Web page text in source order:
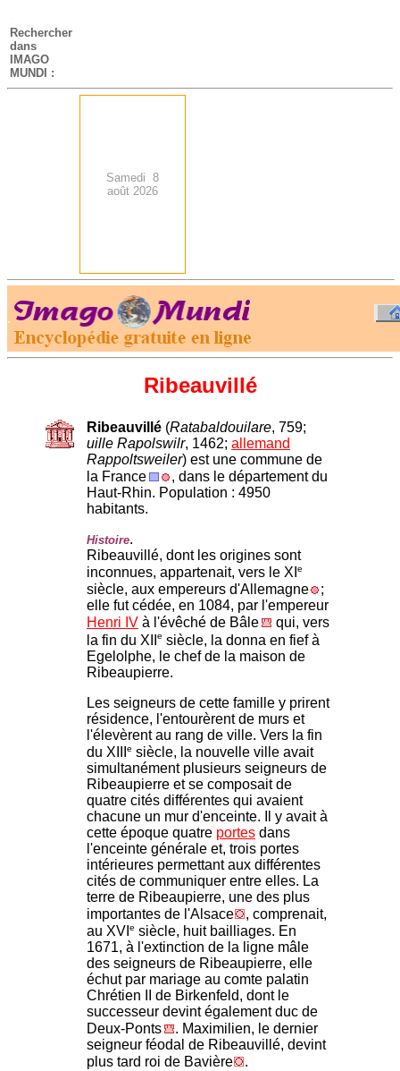
-
Rechercher
dans
IMAGO
MUNDI :
Samedi 8
août 2026
.
Ribeauvillé
Ribeauvillé (Ratabaldouilare, 759;
uille Rapolswilr, 1462; allemand'
Rappoltsweiler) est une commune de
la France
, dans le département du
Haut-Rhin. Population : 4950
habitants.
Histoire.
Ribeauvillé, dont les origines sont
inconnues, appartenait, vers le XI e
siècle, aux empereurs d'Allemagne
;
elle fut cédée, en 1084, par l'empereur
Henri IV à l'évêché de Bâle
qui, vers
la fin du XII
e siècle, la donna en fief à
Egelolphe, le chef de la maison de
Ribeaupierre.
Les seigneurs de cette famille y prirent
résidence, l'entourèrent de murs et
l'élevèrent au rang de ville. Vers la fin
du XIII
e siècle, la nouvelle ville avait
simultanément plusieurs seigneurs de
Ribeaupierre et se composait de
quatre cités différentes qui avaient
chacune un mur d'enceinte. Il y avait à
cette époque quatre portes dans
l'enceinte générale et, trois portes
intérieures permettant aux différentes
cités de communiquer entre elles. La
terre de Ribeaupierre, une des plus
importantes de l'Alsace
, comprenait,
au XVI e siècle, huit bailliages. En
1671, à l'extinction de la ligne mâle
des seigneurs de Ribeaupierre, elle
échut par mariage au comte palatin
Chrétien II de Birkenfeld, dont le
successeur devint également duc de
Deux-Ponts
. Maximilien, le dernier
seigneur féodal de Ribeauvillé, devint
plus tard roi de Bavière
.